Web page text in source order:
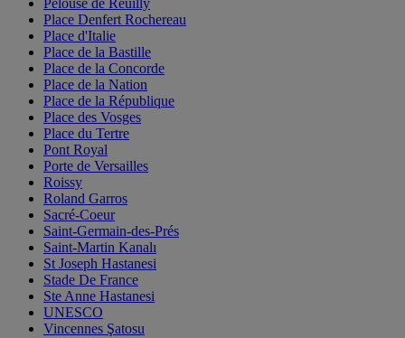
Pelouse de Reuilly
Place Denfert Rochereau
Place d'Italie
Place de la Bastille
Place de la Concorde
Place de la Nation
Place de la République
Place des Vosges
Place du Tertre
Pont Royal
Porte de Versailles
Roissy
Roland Garros
Sacré-Coeur
Saint-Germain-des-Prés
Saint-Martin Kanalı
St Joseph Hastanesi
Stade De France
Ste Anne Hastanesi
UNESCO
Vincennes Şatosu